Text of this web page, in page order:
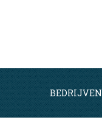
BEDRIJVEN